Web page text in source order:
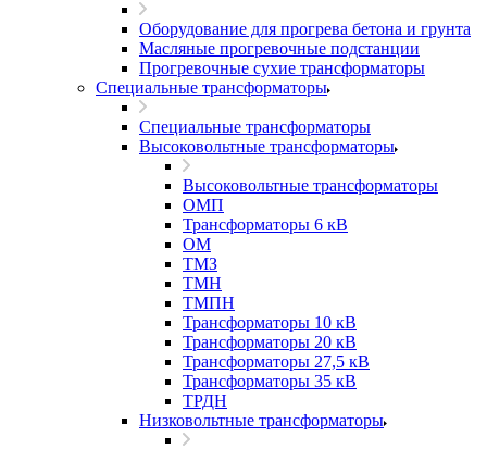
Оборудование для прогрева бетона и грунта
Масляные прогревочные подстанции
Прогревочные сухие трансформаторы
Специальные трансформаторы
Специальные трансформаторы
Высоковольтные трансформаторы
Высоковольтные трансформаторы
ОМП
Трансформаторы 6 кВ
ОМ
ТМЗ
ТМН
ТМПН
Трансформаторы 10 кВ
Трансформаторы 20 кВ
Трансформаторы 27,5 кВ
Трансформаторы 35 кВ
ТРДН
Низковольтные трансформаторы